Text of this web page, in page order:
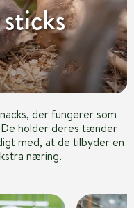
der fungerer som
holder deres tænder
med, at de tilbyder en
næring.